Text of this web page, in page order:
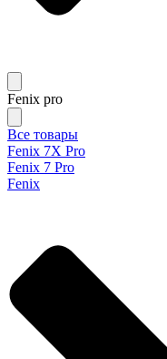
Fenix pro
Все товары
Fenix 7X Pro
Fenix 7 Pro
Fenix